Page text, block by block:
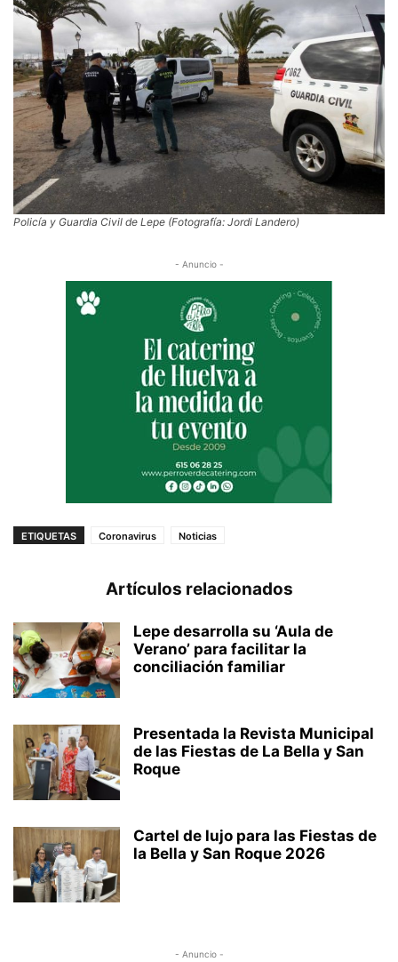
Policía y Guardia Civil de Lepe (Fotografía: Jordi Landero)
- Anuncio -
ETIQUETAS Coronavirus Noticias
Artículos relacionados
Lepe desarrolla su ‘Aula de
Verano’ para facilitar la
conciliación familiar
Presentada la Revista Municipal
de las Fiestas de La Bella y San
Roque
Cartel de lujo para las Fiestas de
la Bella y San Roque 2026
- Anuncio -